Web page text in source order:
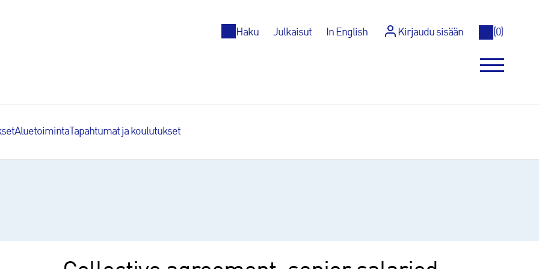
TopHaku Julkaisut In English Kirjaudu sisään (0)
Aluetoiminta Tapahtumat ja koulutukset